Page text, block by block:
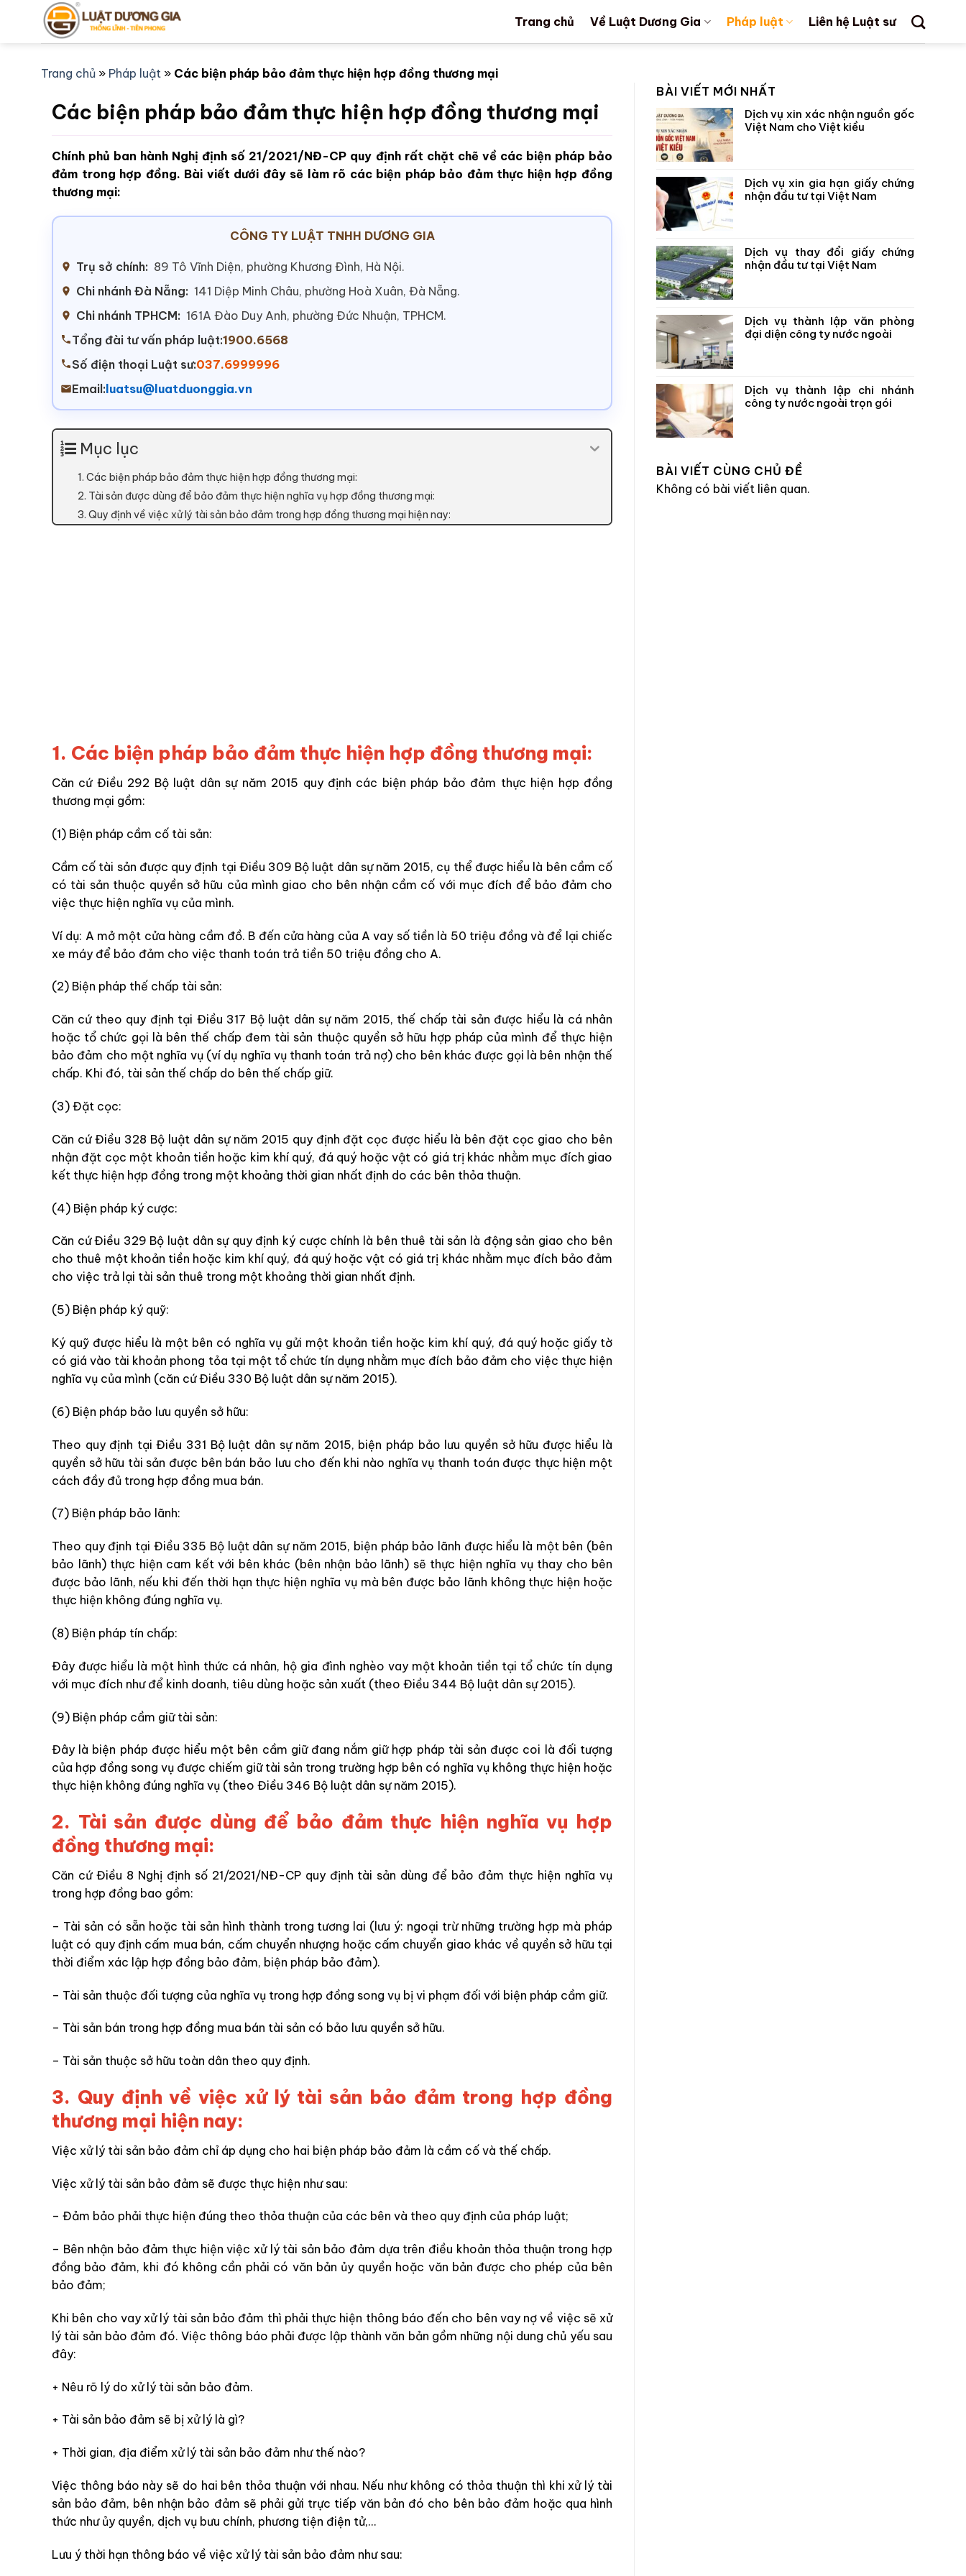
Trang chủ Về Luật Dương Gia Pháp luật Liên hệ Luật sư
Trang chủ » Pháp luật » Các biện pháp bảo đảm thực hiện hợp đồng thương mại
Các biện pháp bảo đảm thực hiện hợp đồng thương mại
Chính phủ ban hành Nghị định số 21/2021/NĐ-CP quy định rất chặt chẽ về các biện pháp bảo
đảm trong hợp đồng. Bài viết dưới đây sẽ làm rõ các biện pháp bảo đảm thực hiện hợp đồng
thương mại:
CÔNG TY LUẬT TNHH DƯƠNG GIA
Trụ sở chính: 89 Tô Vĩnh Diện, phường Khương Đình, Hà Nội.
Chi nhánh Đà Nẵng: 141 Diệp Minh Châu, phường Hoà Xuân, Đà Nẵng.
Chi nhánh TPHCM: 161A Đào Duy Anh, phường Đức Nhuận, TPHCM.
Tổng đài tư vấn pháp luật:1900.6568
Số điện thoại Luật sư:037.6999996
Email: luatsu@luatduonggia.vn
Mục lục
1. Các biện pháp bảo đảm thực hiện hợp đồng thương mại:
2. Tài sản được dùng để bảo đảm thực hiện nghĩa vụ hợp đồng thương mại:
3. Quy định về việc xử lý tài sản bảo đảm trong hợp đồng thương mại hiện nay:
1. Các biện pháp bảo đảm thực hiện hợp đồng thương mại:
Căn cứ Điều 292 Bộ luật dân sự năm 2015 quy định các biện pháp bảo đảm thực hiện hợp đồng
thương mại gồm:
(1) Biện pháp cầm cố tài sản:
Cầm cố tài sản được quy định tại Điều 309 Bộ luật dân sự năm 2015, cụ thể được hiểu là bên cầm cố
có tài sản thuộc quyền sở hữu của mình giao cho bên nhận cầm cố với mục đích để bảo đảm cho
việc thực hiện nghĩa vụ của mình.
Ví dụ: A mở một cửa hàng cầm đồ. B đến cửa hàng của A vay số tiền là 50 triệu đồng và để lại chiếc
xe máy để bảo đảm cho việc thanh toán trả tiền 50 triệu đồng cho A.
(2) Biện pháp thế chấp tài sản:
Căn cứ theo quy định tại Điều 317 Bộ luật dân sự năm 2015, thế chấp tài sản được hiểu là cá nhân
hoặc tổ chức gọi là bên thế chấp đem tài sản thuộc quyền sở hữu hợp pháp của mình để thực hiện
bảo đảm cho một nghĩa vụ (ví dụ nghĩa vụ thanh toán trả nợ) cho bên khác được gọi là bên nhận thế
chấp. Khi đó, tài sản thế chấp do bên thế chấp giữ.
(3) Đặt cọc:
Căn cứ Điều 328 Bộ luật dân sự năm 2015 quy định đặt cọc được hiểu là bên đặt cọc giao cho bên
nhận đặt cọc một khoản tiền hoặc kim khí quý, đá quý hoặc vật có giá trị khác nhằm mục đích giao
kết thực hiện hợp đồng trong một khoảng thời gian nhất định do các bên thỏa thuận.
(4) Biện pháp ký cược:
Căn cứ Điều 329 Bộ luật dân sự quy định ký cược chính là bên thuê tài sản là động sản giao cho bên
cho thuê một khoản tiền hoặc kim khí quý, đá quý hoặc vật có giá trị khác nhằm mục đích bảo đảm
cho việc trả lại tài sản thuê trong một khoảng thời gian nhất định.
(5) Biện pháp ký quỹ:
Ký quỹ được hiểu là một bên có nghĩa vụ gửi một khoản tiền hoặc kim khí quý, đá quý hoặc giấy tờ
có giá vào tài khoản phong tỏa tại một tổ chức tín dụng nhằm mục đích bảo đảm cho việc thực hiện
nghĩa vụ của mình (căn cứ Điều 330 Bộ luật dân sự năm 2015).
(6) Biện pháp bảo lưu quyền sở hữu:
Theo quy định tại Điều 331 Bộ luật dân sự năm 2015, biện pháp bảo lưu quyền sở hữu được hiểu là
quyền sở hữu tài sản được bên bán bảo lưu cho đến khi nào nghĩa vụ thanh toán được thực hiện một
cách đầy đủ trong hợp đồng mua bán.
(7) Biện pháp bảo lãnh:
Theo quy định tại Điều 335 Bộ luật dân sự năm 2015, biện pháp bảo lãnh được hiểu là một bên (bên
bảo lãnh) thực hiện cam kết với bên khác (bên nhận bảo lãnh) sẽ thực hiện nghĩa vụ thay cho bên
được bảo lãnh, nếu khi đến thời hạn thực hiện nghĩa vụ mà bên được bảo lãnh không thực hiện hoặc
thực hiện không đúng nghĩa vụ.
(8) Biện pháp tín chấp:
Đây được hiểu là một hình thức cá nhân, hộ gia đình nghèo vay một khoản tiền tại tổ chức tín dụng
với mục đích như để kinh doanh, tiêu dùng hoặc sản xuất (theo Điều 344 Bộ luật dân sự 2015).
(9) Biện pháp cầm giữ tài sản:
Đây là biện pháp được hiểu một bên cầm giữ đang nắm giữ hợp pháp tài sản được coi là đối tượng
của hợp đồng song vụ được chiếm giữ tài sản trong trường hợp bên có nghĩa vụ không thực hiện hoặc
thực hiện không đúng nghĩa vụ (theo Điều 346 Bộ luật dân sự năm 2015).
2. Tài sản được dùng để bảo đảm thực hiện nghĩa vụ hợp
đồng thương mại:
Căn cứ Điều 8 Nghị định số 21/2021/NĐ-CP quy định tài sản dùng để bảo đảm thực hiện nghĩa vụ
trong hợp đồng bao gồm:
– Tài sản có sẵn hoặc tài sản hình thành trong tương lai (lưu ý: ngoại trừ những trường hợp mà pháp
luật có quy định cấm mua bán, cấm chuyển nhượng hoặc cấm chuyển giao khác về quyền sở hữu tại
thời điểm xác lập hợp đồng bảo đảm, biện pháp bảo đảm).
– Tài sản thuộc đối tượng của nghĩa vụ trong hợp đồng song vụ bị vi phạm đối với biện pháp cầm giữ.
– Tài sản bán trong hợp đồng mua bán tài sản có bảo lưu quyền sở hữu.
– Tài sản thuộc sở hữu toàn dân theo quy định.
3. Quy định về việc xử lý tài sản bảo đảm trong hợp đồng
thương mại hiện nay:
Việc xử lý tài sản bảo đảm chỉ áp dụng cho hai biện pháp bảo đảm là cầm cố và thế chấp.
Việc xử lý tài sản bảo đảm sẽ được thực hiện như sau:
– Đảm bảo phải thực hiện đúng theo thỏa thuận của các bên và theo quy định của pháp luật;
– Bên nhận bảo đảm thực hiện việc xử lý tài sản bảo đảm dựa trên điều khoản thỏa thuận trong hợp
đồng bảo đảm, khi đó không cần phải có văn bản ủy quyền hoặc văn bản được cho phép của bên
bảo đảm;
Khi bên cho vay xử lý tài sản bảo đảm thì phải thực hiện thông báo đến cho bên vay nợ về việc sẽ xử
lý tài sản bảo đảm đó. Việc thông báo phải được lập thành văn bản gồm những nội dung chủ yếu sau
đây:
+ Nêu rõ lý do xử lý tài sản bảo đảm.
+ Tài sản bảo đảm sẽ bị xử lý là gì?
+ Thời gian, địa điểm xử lý tài sản bảo đảm như thế nào?
Việc thông báo này sẽ do hai bên thỏa thuận với nhau. Nếu như không có thỏa thuận thì khi xử lý tài
sản bảo đảm, bên nhận bảo đảm sẽ phải gửi trực tiếp văn bản đó cho bên bảo đảm hoặc qua hình
thức như ủy quyền, dịch vụ bưu chính, phương tiện điện tử,…
Lưu ý thời hạn thông báo về việc xử lý tài sản bảo đảm như sau:
BÀI VIẾT MỚI NHẤT
Dịch vụ xin xác nhận nguồn gốc
Việt Nam cho Việt kiều
Dịch vụ xin gia hạn giấy chứng
nhận đầu tư tại Việt Nam
Dịch vụ thay đổi giấy chứng
nhận đầu tư tại Việt Nam
Dịch vụ thành lập văn phòng
đại diện công ty nước ngoài
Dịch vụ thành lập chi nhánh
công ty nước ngoài trọn gói
BÀI VIẾT CÙNG CHỦ ĐỀ
Không có bài viết liên quan.